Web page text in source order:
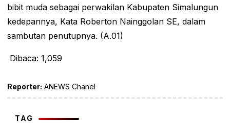
bibit muda sebagai perwakilan Kabupaten Simalungun
kedepannya, Kata Roberton Nainggolan SE, dalam
sambutan penutupnya. (A.01)
Dibaca: 1,059
Reporter: ANEWS Chanel
TAG